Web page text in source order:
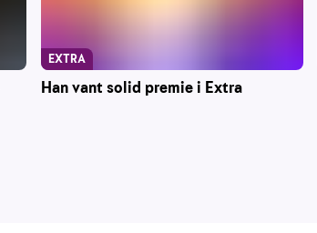
Han vant solid premie i Extra
EXTRA